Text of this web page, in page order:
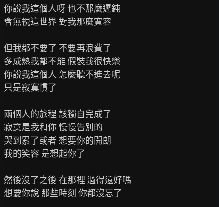
你說我這個人呀 也不那麼遲鈍
會無視這世界 對我那麼寬容
但我都不要了 不要再浪費了
多成熟我都不能 假裝我很快樂
你說我這個人 怎麼聽不進去呢
只是寂寞慣了
兩個人的旅程 該獨自完成了
寂寞是我和你 慢慢告別的
哭到累了或者 想要你的開朗
我的笑容 是想起你了
然後沒了之後 在那裡 過得還好嗎
想要你說 那些時刻 你都沒忘了